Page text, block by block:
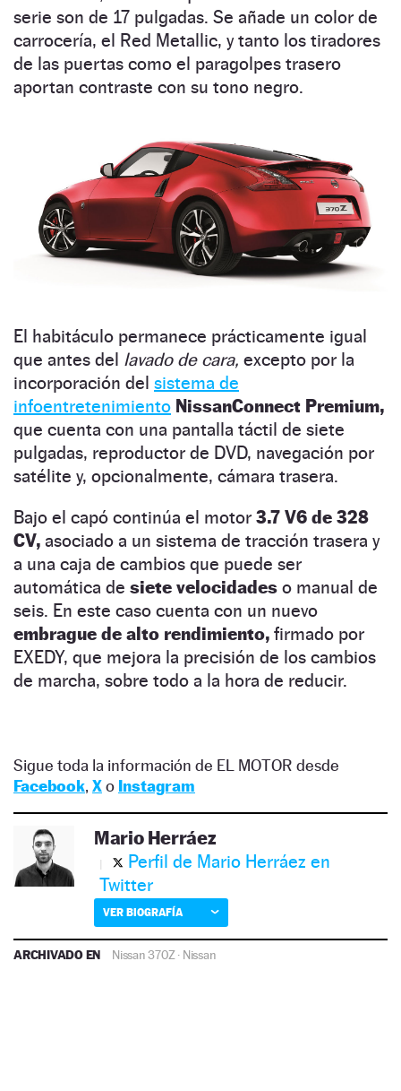
serie son de 17 pulgadas. Se añade un color de
carrocería, el Red Metallic, y tanto los tiradores
de las puertas como el paragolpes trasero
aportan contraste con su tono negro.
El habitáculo permanece prácticamente igual
que antes del lavado de cara, excepto por la
incorporación del sistema de
infoentretenimiento NissanConnect Premium,
que cuenta con una pantalla táctil de siete
pulgadas, reproductor de DVD, navegación por
satélite y, opcionalmente, cámara trasera.
Bajo el capó continúa el motor 3.7 V6 de 328
CV, asociado a un sistema de tracción trasera y
a una caja de cambios que puede ser
automática de siete velocidades o manual de
seis. En este caso cuenta con un nuevo
embrague de alto rendimiento, firmado por
EXEDY, que mejora la precisión de los cambios
de marcha, sobre todo a la hora de reducir.
Sigue toda la información de EL MOTOR desde
Facebook, Xo Instagram
Mario Herráez
Perfil de Mario Herráez en
Twitter
VER BIOGRAFÍA
ARCHIVADO EN Nissan 370Z· Nissan